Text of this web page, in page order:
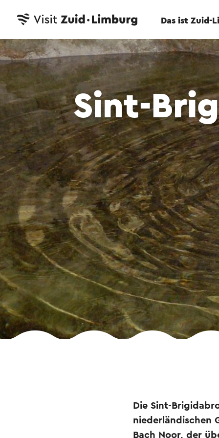
Das ist Zuid-
Sint-
Die Sint-
niederländischen
Bach Noor, der